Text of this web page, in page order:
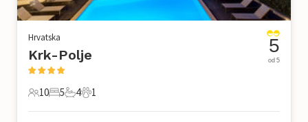
Hrvatska
Krk-Polje
10 Gosti
10
5 Spavaće sobe
5
4 Kupaonice
4
1 Kućni ljubimac
1
5
od 5